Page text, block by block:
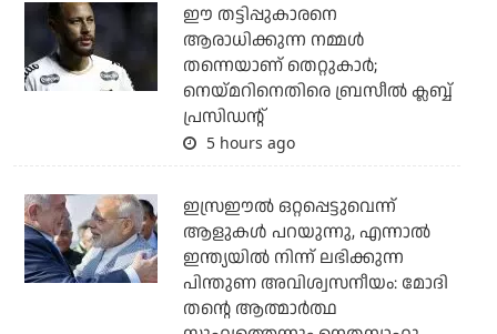
ഈ തട്ടിപ്പുകാരനെ
ആരാധിക്കുന്ന നമ്മള്‍
തന്നെയാണ് തെറ്റുകാര്‍;
നെയ്മറിനെതിരെ ബ്രസീല്‍ ക്ലബ്ബ്
പ്രസിഡന്റ്
5 hours ago
ഇസ്രഈല്‍ ഒറ്റപ്പെട്ടുവെന്ന്
ആളുകള്‍ പറയുന്നു, എന്നാല്‍
ഇന്ത്യയില്‍ നിന്ന് ലഭിക്കുന്ന
പിന്തുണ അവിശ്വസനീയം: മോദി
തന്റെ ആത്മാര്‍ത്ഥ